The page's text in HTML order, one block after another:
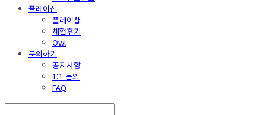
플레이샵
플레이샵
체험후기
Owl
문의하기
공지사항
1:1 문의
FAQ